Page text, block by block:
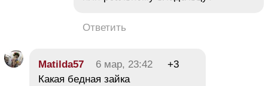
Ответить
Matilda57 6 мар, 23:42
+3
Какая бедная зайка